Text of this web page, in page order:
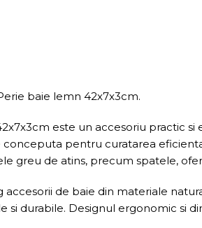
baie lemn 42x7x3cm.
este un accesoriu practic
conceputa pentru curatarea
greu de atins, precum spatele,
de baie din materiale
si durabile. Designul ergonomic si